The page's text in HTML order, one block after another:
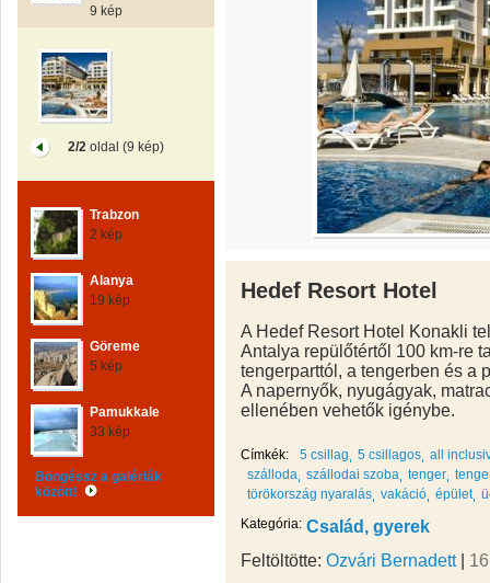
9 kép
2/2 oldal (9 kép)
Trabzon
2 kép
Alanya
19 kép
Göreme
5 kép
Pamukkale
33 kép
Böngéssz a galériák
között!
Hedef Resort Hotel
A Hedef Resort Hotel Konakli
Antalya repülőtértől 100 km-re
tengerparttól, a tengerben és a
A napernyők, nyugágyak,
ellenében vehetők igénybe.
Címkék: 5 csillag 5 csillagos all
szálloda szállodai szoba tenger
törökország nyaralás vakáció épület
Kategória: Család, gyerek
Feltöltötte: Ozvári Bernadett|